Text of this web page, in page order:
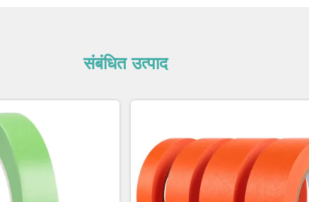
संबंधित उत्पाद